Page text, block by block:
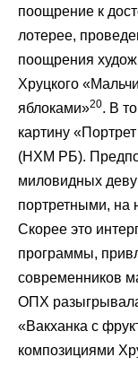
поощрение к
лотерее,
поощрения
Хруцкого
яблоками»20. В
картину
(НХМ РБ).
миловидных
портретными, на
Скорее это
программы,
современников
ОПХ
«Вакханка с
композициями